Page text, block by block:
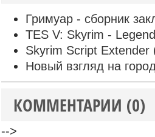
Гримуар - сборник
TES V: Skyrim -
Skyrim Script Extender
Новый взгляд на
КОММЕНТАРИИ (0)
-->